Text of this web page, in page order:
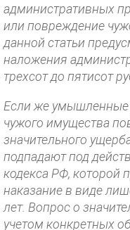
административных
или повреждение
данной статьи
наложения
трехсот до пятисот
Если же умышленные
чужого имущества
значительного
подпадают под
кодекса РФ, которой
наказание в виде
лет. Вопрос о
учетом конкретных